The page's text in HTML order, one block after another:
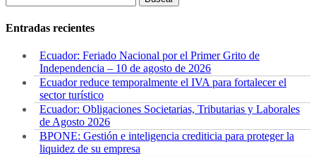
Entradas recientes
Ecuador: Feriado Nacional por el Primer Grito de
Independencia – 10 de agosto de 2026
Ecuador reduce temporalmente el IVA para fortalecer el
sector turístico
Ecuador: Obligaciones Societarias, Tributarias y Laborales
de Agosto 2026
BPONE: Gestión e inteligencia crediticia para proteger la
liquidez de su empresa